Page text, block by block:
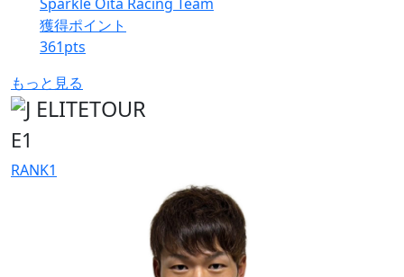
獲得ポイント
361pts
もっと見る
E1
RANK1